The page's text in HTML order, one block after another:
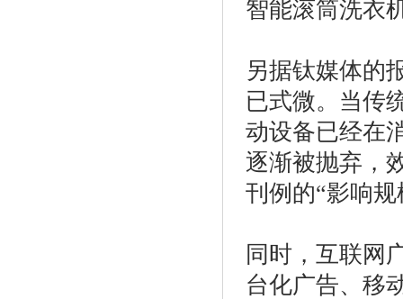
智能滚筒洗衣
另据钛媒体的
已式微。当传
动设备已经在
逐渐被抛弃，
刊例的“影响
同时，互联网
台化广告、移